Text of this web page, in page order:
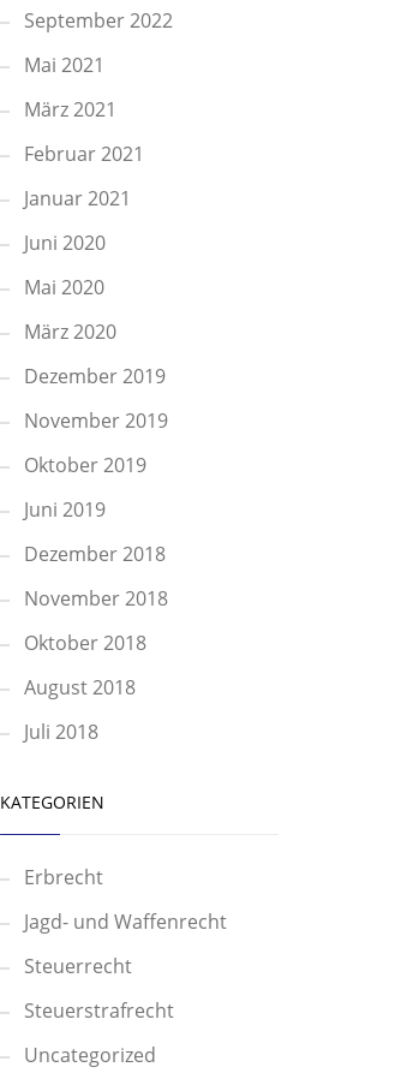
September 2022
Mai 2021
März 2021
Februar 2021
Januar 2021
Juni 2020
Mai 2020
März 2020
Dezember 2019
November 2019
Oktober 2019
Juni 2019
Dezember 2018
November 2018
Oktober 2018
August 2018
Juli 2018
KATEGORIEN
Erbrecht
Jagd- und Waffenrecht
Steuerrecht
Steuerstrafrecht
Uncategorized